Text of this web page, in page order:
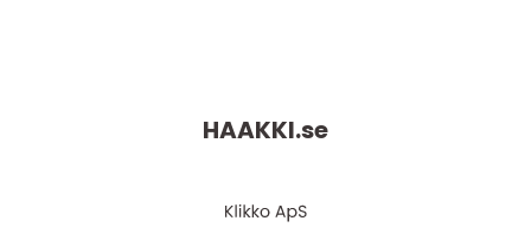
HAAKKI.se